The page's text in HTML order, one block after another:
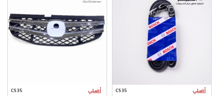
أصلي CS35 أصلي CS35